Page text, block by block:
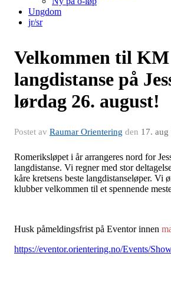
Ungdom
jr/sr
Velkommen til KM
langdistanse på
lørdag 26. august!
Postet av Raumar Orientering den 17. aug
Romeriksløpet i år arrangeres nord for
langdistanse. Vi regner med stor
kåre kretsens beste langdistanseløper. Vi
klubber velkommen til et spennende
Husk påmeldingsfrist på Eventor innen
https://eventor.orientering.no/Events/